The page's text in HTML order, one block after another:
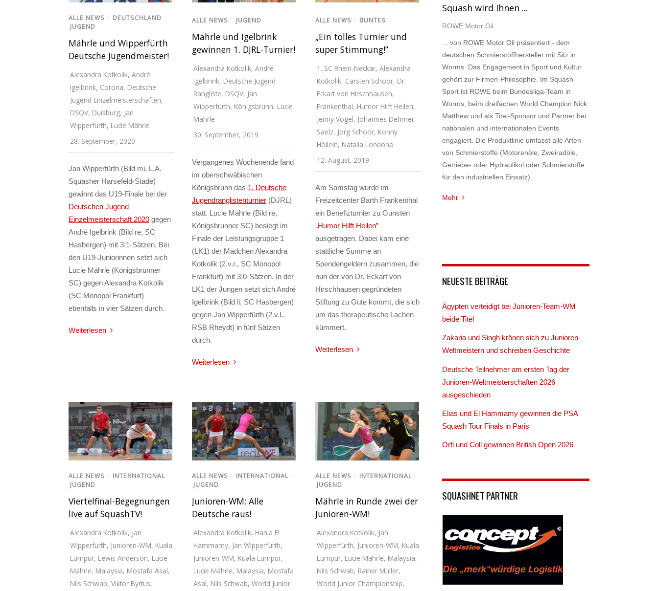
ALLE NEWS / DEUTSCHLAND /
JUGEND
Mährle und Wipperfürth
Deutsche Jugendmeister!
Alexandra Kotkolik, André
Igelbrink, Corona, Deutsche
Jugend Einzelmeisterschaften,
DSQV, Duisburg, Jan
Wipperfürth, Lucie Mährle
28. September, 2020
Jan Wipperfürth (Bild mi, L.A.
Squasher Harsefeld-Stade)
gewinnt das U19-Finale bei der
Deutschen Jugend
Einzelmeisterschaft 2020 gegen
André Igelbrink (Bild re, SC
Hasbergen) mit 3:1-Sätzen. Bei
den U19-Juniorinnen setzt sich
Lucie Mährle (Königsbrunner
SC) gegen Alexandra Kotkolik
(SC Monopol Frankfurt)
ebenfalls in vier Sätzen durch.
Weiterlesen
ALLE NEWS / JUGEND
Mährle und Igelbrink
gewinnen 1. DJRL-Turnier!
Alexandra Kotkolik, André
Igelbrink, Deutsche Jugend
Rangliste, DSQV, Jan
Wipperfürth, Königsbrunn, Lucie
Mährle
30. September, 2019
Vergangenes Wochenende fand
im oberschwäbischen
Königsbrunn das 1. Deutsche
Jugendranglistenturnier(DJRL)
statt. Lucie Mährle (Bild re,
Königsbrunner SC) besiegt im
Finale der Leistungsgruppe 1
(LK1) der Mädchen Alexandra
Kotkolik (2.v.r., SC Monopol
Frankfurt) mit 3:0-Sätzen. In der
LK1 der Jungen setzt sich André
Igelbrink (Bild li, SC Hasbergen)
gegen Jan Wipperfürth (2.v.l.,
RSB Rheydt) in fünf Sätzen
durch.
Weiterlesen
ALLE NEWS / BUNTES
„Ein tolles Turnier und
super Stimmung!”
1. SC Rhein-Neckar, Alexandra
Kotkolik, Carsten Schoor, Dr.
Eckart von Hirschhausen,
Frankenthal, Humor Hilft Heilen,
Jenny Vogel, Johannes Dehmer-
Saelz, Jörg Schoor, Konny
Höllein, Natalia Londono
12. August, 2019
Am Samstag wurde im
Freizeitcenter Barth Frankenthal
ein Benefizturnier zu Gunsten
„Humor Hilft Heilen”
ausgetragen. Dabei kam eine
stattliche Summe an
Spendengeldern zusammen, die
nun der von Dr. Eckart von
Hirschhausen gegründeten
Stiftung zu Gute kommt, die sich
um das therapeutische Lachen
kümmert.
Weiterlesen
ALLE NEWS / INTERNATIONAL/
JUGEND
Viertelfinal-Begegnungen
live auf SquashTV!
Alexandra Kotkolik, Jan
Wipperfürth, Junioren-WM, Kuala
Lumpur, Lewis Anderson, Lucie
Mährle, Malaysia, Mostafa Asal,
Nils Schwab, Viktor Byrtus,
ALLE NEWS / INTERNATIONAL/
JUGEND
Junioren-WM: Alle
Deutsche raus!
Alexandra Kotkolik, Hania El
Hammamy, Jan Wipperfürth,
Junioren-WM, Kuala Lumpur,
Lucie Mährle, Malaysia, Mostafa
Asal, Nils Schwab, World Junior
ALLE NEWS / INTERNATIONAL/
JUGEND
Mährle in Runde zwei der
Junioren-WM!
Alexandra Kotkolik, Jan
Wipperfürth, Junioren-WM, Kuala
Lumpur, Lucie Mährle, Malaysia,
Nils Schwab, Rainer Müller,
World Junior Championship,
Squash wird Ihnen ...
ROWE Motor Oil
... von ROWE Motor Oil präsentiert - dem
deutschen Schmierstoffhersteller mit Sitz in
Worms. Das Engagement in Sport und Kultur
gehört zur Firmen-Philosophie. Im Squash-
Sport ist ROWE beim Bundesliga-Team in
Worms, beim dreifachen World Champion Nick
Matthew und als Titel-Sponsor und Partner bei
nationalen und internationalen Events
engagiert. Die Produktlinie umfasst alle Arten
von Schmierstoffe (Motorenöle, Zweiradöle,
Getriebe- oder Hydrauliköl oder Schmierstoffe
für den industriellen Einsatz).
Mehr
NEUESTE BEITRÄGE
Ägypten verteidigt bei Junioren-Team-WM
beide Titel
Zakaria und Singh krönen sich zu Junioren-
Weltmeistern und schreiben Geschichte
Deutsche Teilnehmer am ersten Tag der
Junioren-Weltmeisterschaften 2026
ausgeschieden
Elias und El Hammamy gewinnen die PSA
Squash Tour Finals in Paris
Orfi und Coll gewinnen British Open 2026
SQUASHNET PARTNER